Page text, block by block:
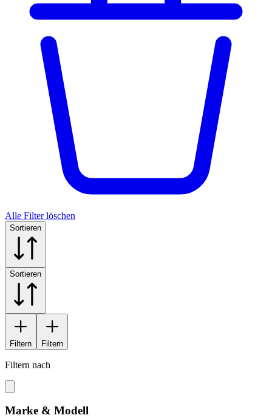
Alle Filter löschen
Sortieren
Sortieren
Filtern Filtern
Filtern nach
Marke & Modell